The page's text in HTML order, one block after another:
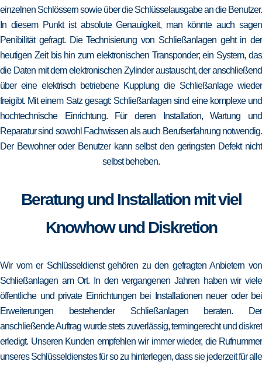
einzelnen Schlössern sowie über die Schlüsselausgabe an die Benutzer.
In diesem Punkt ist absolute Genauigkeit, man könnte auch sagen
Penibilität gefragt. Die Technisierung von Schließanlagen geht in der
heutigen Zeit bis hin zum elektronischen Transponder; ein System, das
die Daten mit dem elektronischen Zylinder austauscht, der anschließend
über eine elektrisch betriebene Kupplung die Schließanlage wieder
freigibt. Mit einem Satz gesagt: Schließanlagen sind eine komplexe und
hochtechnische Einrichtung. Für deren Installation, Wartung und
Reparatur sind sowohl Fachwissen als auch Berufserfahrung notwendig.
Der Bewohner oder Benutzer kann selbst den geringsten Defekt nicht
selbst beheben.
Beratung und Installation mit viel
Knowhow und Diskretion
Wir vom er Schlüsseldienst gehören zu den gefragten Anbietern von
Schließanlagen am Ort. In den vergangenen Jahren haben wir viele
öffentliche und private Einrichtungen bei Installationen neuer oder bei
Erweiterungen bestehender Schließanlagen beraten. Der
anschließende Auftrag wurde stets zuverlässig, termingerecht und diskret
erledigt. Unseren Kunden empfehlen wir immer wieder, die Rufnummer
unseres Schlüsseldienstes für so zu hinterlegen, dass sie jederzeit für alle